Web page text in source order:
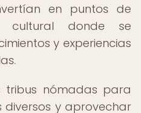
en puntos de
cultural donde se
y experiencias
nómadas para
y aprovechar